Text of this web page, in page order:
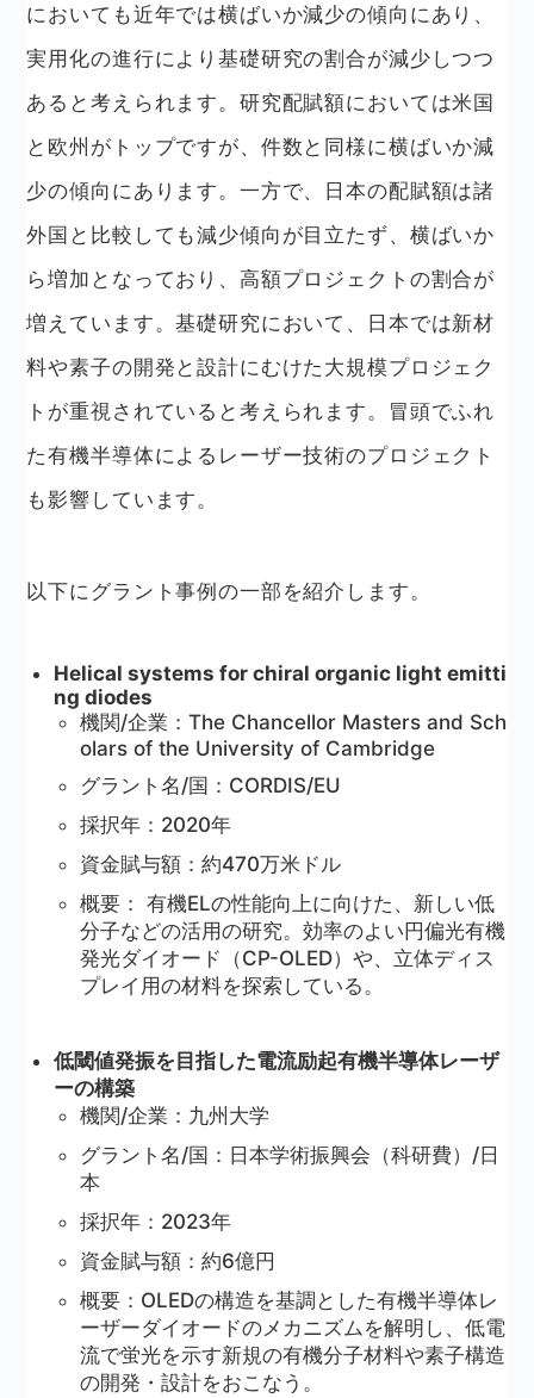
においても近年では横ばいか減少の傾向にあり、
実用化の進行により基礎研究の割合が減少しつつ
あると考えられます。研究配賦額においては米国
と欧州がトップですが、件数と同様に横ばいか減
少の傾向にあります。一方で、日本の配賦額は諸
外国と比較しても減少傾向が目立たず、横ばいか
ら増加となっており、高額プロジェクトの割合が
増えています。基礎研究において、日本では新材
料や素子の開発と設計にむけた大規模プロジェク
トが重視されていると考えられます。冒頭でふれ
た有機半導体によるレーザー技術のプロジェクト
も影響しています。
以下にグラント事例の一部を紹介します。
Helical systems for chiral organic light emitti
ng diodes
機関/企業：The Chancellor Masters and Sch
olars of the University of Cambridge
グラント名/国：CORDIS/EU
採択年：2020年
資金賦与額：約470万米ドル
概要： 有機ELの性能向上に向けた、新しい低
分子などの活用の研究。効率のよい円偏光有機
発光ダイオード（CP-OLED）や、立体ディス
プレイ用の材料を探索している。
低閾値発振を目指した電流励起有機半導体レーザ
ーの構築
機関/企業：九州大学
グラント名/国：日本学術振興会（科研費）/日
本
採択年：2023年
資金賦与額：約6億円
概要：OLEDの構造を基調とした有機半導体レ
ーザーダイオードのメカニズムを解明し、低電
流で蛍光を示す新規の有機分子材料や素子構造
の開発・設計をおこなう。